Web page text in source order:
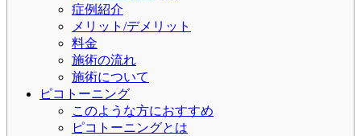
症例紹介
メリット/デメリット
料金
施術の流れ
施術について
ピコトーニング
このような方におすすめ
ピコトーニングとは